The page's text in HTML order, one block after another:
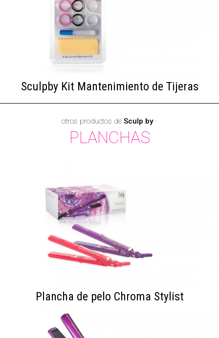
Sculpby Kit Mantenimiento de Tijeras
otros productos de Sculp by ·
PLANCHAS
Plancha de pelo Chroma Stylist